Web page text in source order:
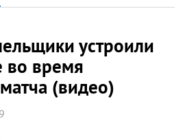
устроили
во время
(видео)